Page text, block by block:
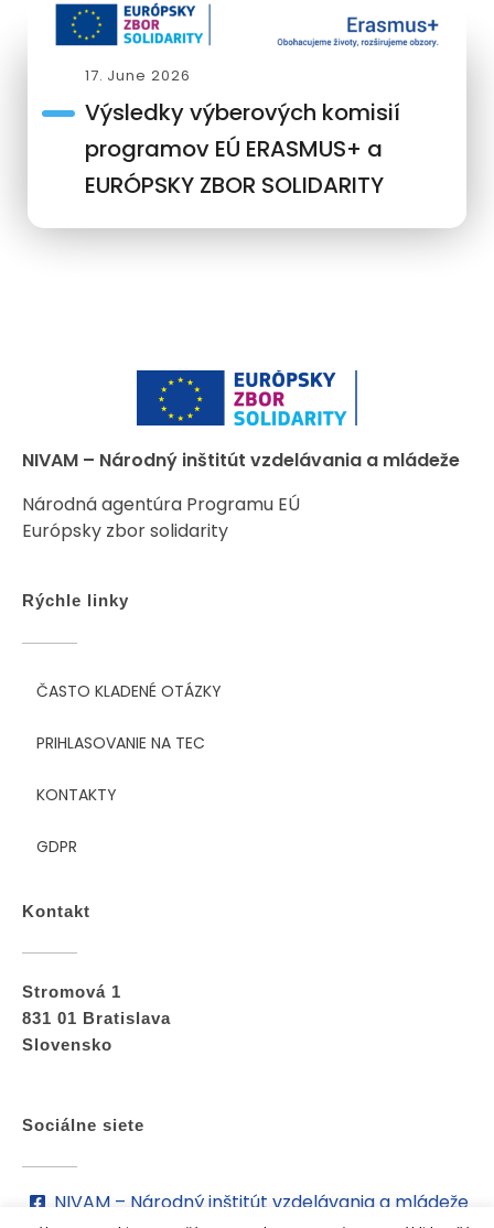
17. June 2026
Výsledky výberových komisií
programov EÚ ERASMUS+ a
EURÓPSKY ZBOR SOLIDARITY
NIVAM – Národný inštitút vzdelávania a mládeže
Národná agentúra Programu EÚ
Európsky zbor solidarity
Rýchle linky
ČASTO KLADENÉ OTÁZKY
PRIHLASOVANIE NA TEC
KONTAKTY
GDPR
Kontakt
Stromová 1
831 01 Bratislava
Slovensko
Sociálne siete
NIVAM – Národný inštitút vzdelávania a mládeže